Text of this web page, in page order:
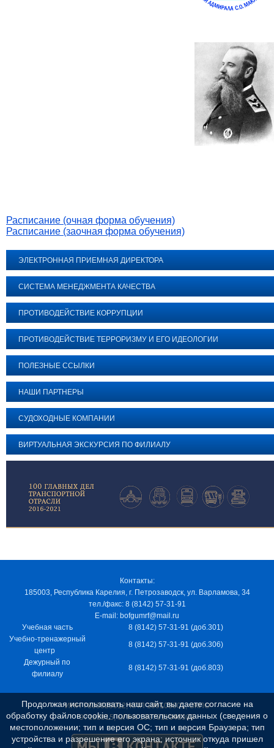
Расписание (очная форма обучения)
Расписание (заочная форма обучения)
ЭЛЕКТРОННАЯ ПРИЕМНАЯ ДИРЕКТОРА
СИСТЕМА МЕНЕДЖМЕНТА КАЧЕСТВА
ПРОТИВОДЕЙСТВИЕ КОРРУПЦИИ
ПРОТИВОДЕЙСТВИЕ ТЕРРОРИЗМУ И ЕГО ИДЕОЛОГИИ
ПОЛЕЗНЫЕ ССЫЛКИ
НАШИ ПАРТНЕРЫ
СУДОХОДНЫЕ КОМПАНИИ
ВИРТУАЛЬНАЯ ЭКСКУРСИЯ ПО ФИЛИАЛУ
Контакты:
185003, Республика Карелия, г. Петрозаводск, ул. Варламова, 34
тел./факс: 8 (8142) 57-31-91
E-mail: bofgumrf@mail.ru
Учебная часть
8 (8142) 57-31-91 (доб.301)
Учебно-тренажерный
центр
8 (8142) 57-31-91 (доб.306)
Дежурный по
филиалу
8 (8142) 57-31-91 (доб.803)
ИНН 7805029012, КПП 100103001, ОКПО
97163915, ОГРН 1037811048989
Продолжая использовать наш сайт, вы даете согласие на
обработку файлов cookie, пользовательских данных (сведения о
местоположении; тип и версия ОС; тип и версия Браузера; тип
устройства и разрешение его экрана; источник откуда пришел